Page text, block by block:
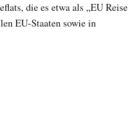
die es etwa als „EU Reise
EU-Staaten sowie in